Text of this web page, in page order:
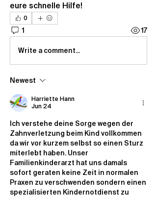
eure schnelle Hilfe!
0
1 17
Write a comment...
Newest
Harriette Hann
Jun 24
Ich verstehe deine Sorge wegen der
Zahnverletzung beim Kind vollkommen
da wir vor kurzem selbst so einen Sturz
miterlebt haben. Unser
Familienkinderarzt hat uns damals
sofort geraten keine Zeit in normalen
Praxen zu verschwenden sondern einen
spezialisierten Kindernotdienst zu